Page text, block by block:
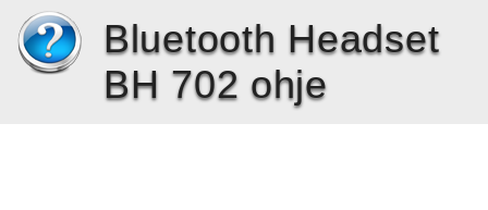
Bluetooth Headset
BH 702 ohje